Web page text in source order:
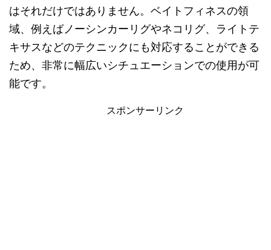
はそれだけではありません。ベイトフィネスの領
域、例えばノーシンカーリグやネコリグ、ライトテ
キサスなどのテクニックにも対応することができる
ため、非常に幅広いシチュエーションでの使用が可
能です。
スポンサーリンク